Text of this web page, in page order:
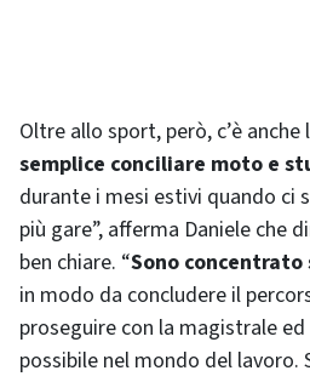
Oltre allo sport, però, c’è anche
semplice conciliare moto e
durante i mesi estivi quando ci
più gare”, afferma Daniele che
ben chiare. “Sono concentrato
in modo da concludere il
proseguire con la magistrale
possibile nel mondo del lavoro.